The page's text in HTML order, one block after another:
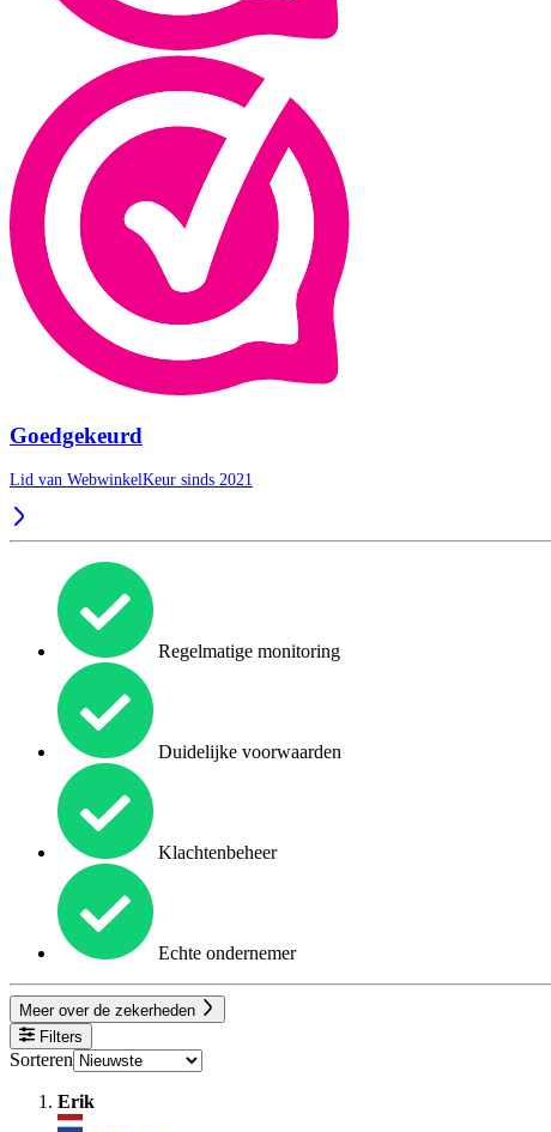
Goedgekeurd
Lid van WebwinkelKeur sinds 2021
Regelmatige monitoring
Duidelijke voorwaarden
Klachtenbeheer
Echte ondernemer
Meer over de zekerheden
Filters
Sorteren
Erik